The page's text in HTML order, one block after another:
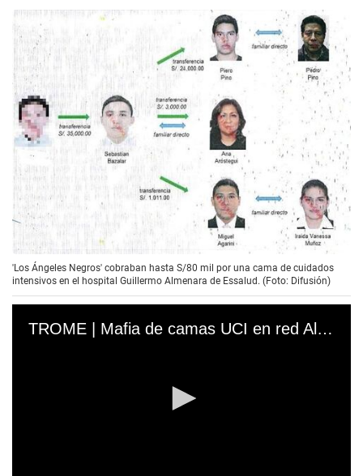
'Los Ángeles Negros' cobraban hasta S/80 mil por una cama de cuidados
intensivos en el hospital Guillermo Almenara de Essalud. (Foto: Difusión)
TROME | Mafia de camas UCI en red Almenara: los detenidos, quiénes son, cómo operaban y qué les espera